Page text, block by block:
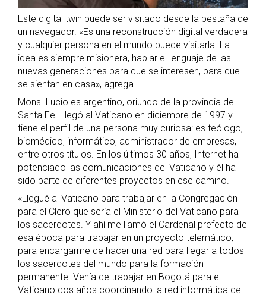
Este digital twin puede ser visitado desde la pestaña de
un navegador. «Es una reconstrucción digital verdadera
y cualquier persona en el mundo puede visitarla. La
idea es siempre misionera, hablar el lenguaje de las
nuevas generaciones para que se interesen, para que
se sientan en casa», agrega.
Mons. Lucio es argentino, oriundo de la provincia de
Santa Fe. Llegó al Vaticano en diciembre de 1997 y
tiene el perfil de una persona muy curiosa: es teólogo,
biomédico, informático, administrador de empresas,
entre otros títulos. En los últimos 30 años, Internet ha
potenciado las comunicaciones del Vaticano y él ha
sido parte de diferentes proyectos en ese camino.
«Llegué al Vaticano para trabajar en la Congregación
para el Clero que sería el Ministerio del Vaticano para
los sacerdotes. Y ahí me llamó el Cardenal prefecto de
esa época para trabajar en un proyecto telemático,
para encargarme de hacer una red para llegar a todos
los sacerdotes del mundo para la formación
permanente. Venía de trabajar en Bogotá para el
Vaticano dos años coordinando la red informática de